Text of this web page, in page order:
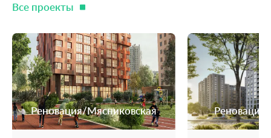
Все проекты
Реновация/Мясниковская